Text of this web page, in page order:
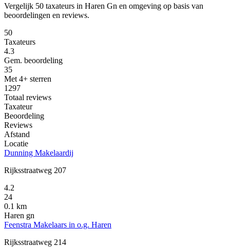
Vergelijk 50 taxateurs in Haren Gn en omgeving op basis van
beoordelingen en reviews.
50
Taxateurs
4.3
Gem. beoordeling
35
Met 4+ sterren
1297
Totaal reviews
Taxateur
Beoordeling
Reviews
Afstand
Locatie
Dunning Makelaardij
Rijksstraatweg 207
4.2
24
0.1 km
Haren gn
Feenstra Makelaars in o.g. Haren
Rijksstraatweg 214